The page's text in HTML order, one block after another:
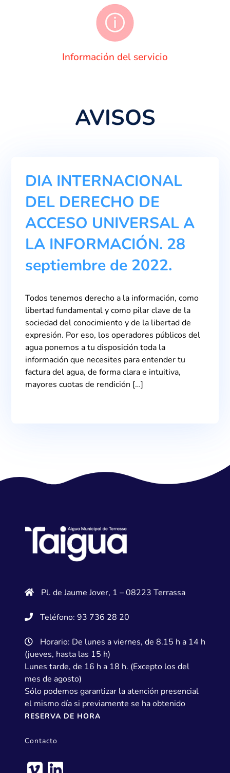
Información del servicio
AVISOS
DIA INTERNACIONAL
DEL DERECHO DE
ACCESO UNIVERSAL A
LA INFORMACIÓN. 28
septiembre de 2022.
Todos tenemos derecho a la información, como
libertad fundamental y como pilar clave de la
sociedad del conocimiento y de la libertad de
expresión. Por eso, los operadores públicos del
agua ponemos a tu disposición toda la
información que necesites para entender tu
factura del agua, de forma clara e intuitiva,
mayores cuotas de rendición […]
Pl. de Jaume Jover, 1 – 08223 Terrassa
Teléfono: 93 736 28 20
Horario: De lunes a viernes, de 8.15 h a 14 h
(jueves, hasta las 15 h)
Lunes tarde, de 16 h a 18 h. (Excepto los del
mes de agosto)
Sólo podemos garantizar la atención presencial
el mismo día si previamente se ha obtenido
RESERVA DE HORA
Contacto